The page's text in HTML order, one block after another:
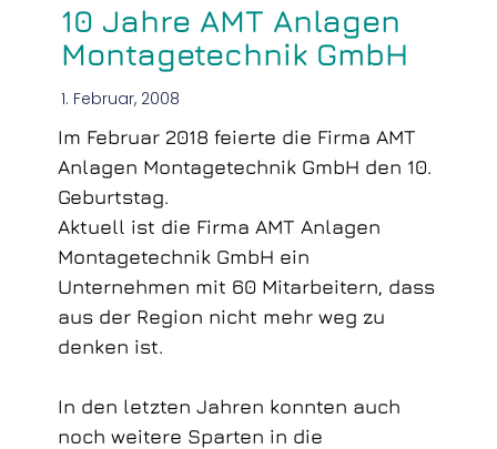
10 Jahre AMT Anlagen
Montagetechnik GmbH
1. Februar, 2008
Im Februar 2018 feierte die Firma AMT
Anlagen Montagetechnik GmbH den 10.
Geburtstag.
Aktuell ist die Firma AMT Anlagen
Montagetechnik GmbH ein
Unternehmen mit 60 Mitarbeitern, dass
aus der Region nicht mehr weg zu
denken ist.
In den letzten Jahren konnten auch
noch weitere Sparten in die